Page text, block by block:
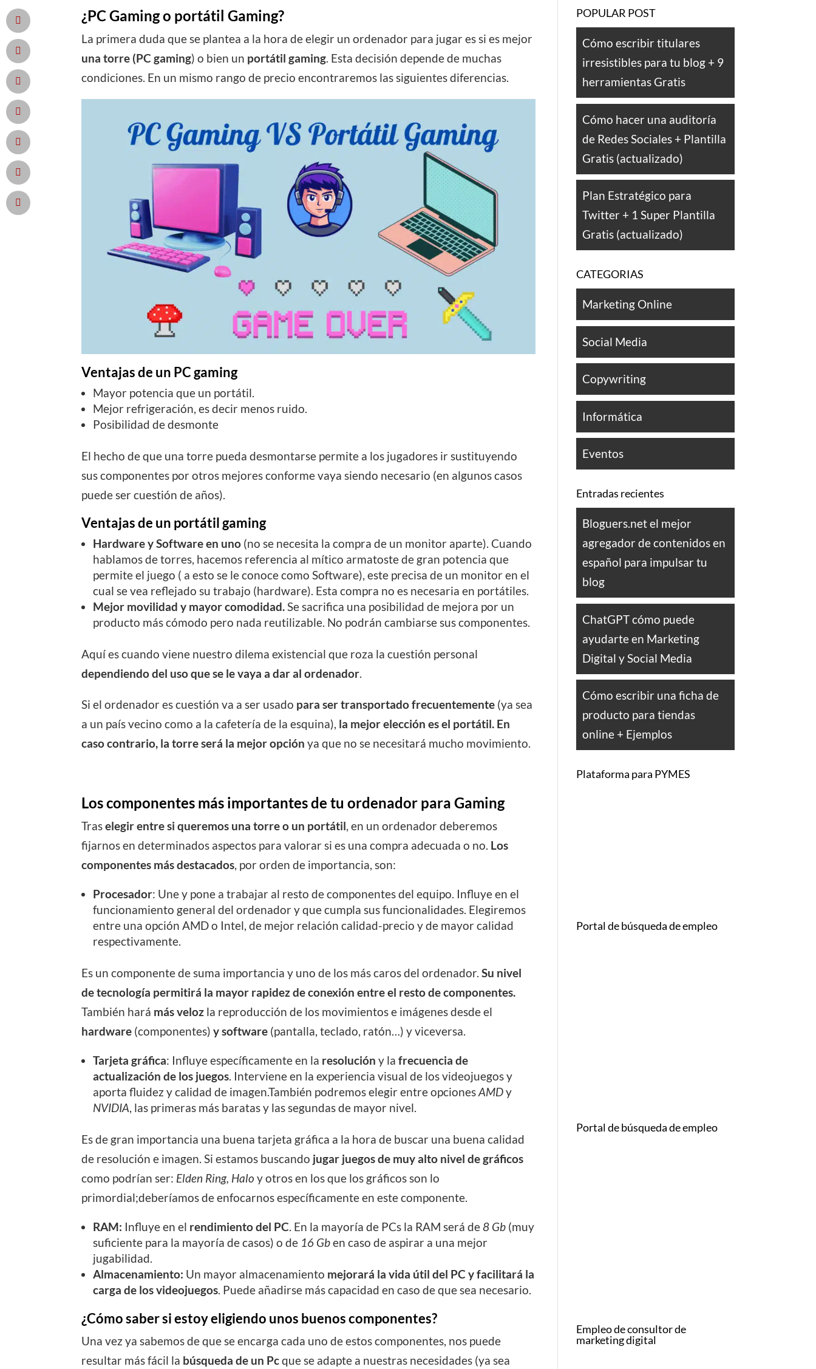
¿PC Gaming o portátil Gaming?
La primera duda que se plantea a la hora de elegir un ordenador para jugar es si es mejor
una torre (PC gaming) o bien un portátil gaming. Esta decisión depende de muchas
condiciones. En un mismo rango de precio encontraremos las siguientes diferencias.
Ventajas de un PC gaming
Mayor potencia que un portátil.
Mejor refrigeración, es decir menos ruido.
Posibilidad de desmonte
El hecho de que una torre pueda desmontarse permite a los jugadores ir sustituyendo
sus componentes por otros mejores conforme vaya siendo necesario (en algunos casos
puede ser cuestión de años).
Ventajas de un portátil gaming
Hardware y Software en uno (no se necesita la compra de un monitor aparte). Cuando
hablamos de torres, hacemos referencia al mítico armatoste de gran potencia que
permite el juego ( a esto se le conoce como Software), este precisa de un monitor en el
cual se vea reflejado su trabajo (hardware). Esta compra no es necesaria en portátiles.
Mejor movilidad y mayor comodidad.Se sacrifica una posibilidad de mejora por un
producto más cómodo pero nada reutilizable. No podrán cambiarse sus componentes.
Aquí es cuando viene nuestro dilema existencial que roza la cuestión personal
dependiendo del uso que se le vaya a dar al ordenador.
Si el ordenador es cuestión va a ser usado para ser transportado frecuentemente (ya sea
a un país vecino como a la cafetería de la esquina), la mejor elección es el portátil. En
caso contrario, la torre será la mejor opción ya que no se necesitará mucho movimiento.
Los componentes más importantes de tu ordenador para Gaming
Traselegir entre si queremos una torre o un portátil, en un ordenador deberemos
fijarnos en determinados aspectos para valorar si es una compra adecuada o no. Los
componentes más destacados, por orden de importancia, son:
Procesador: Une y pone a trabajar al resto de componentes del equipo. Influye en el
funcionamiento general del ordenador y que cumpla sus funcionalidades. Elegiremos
entre una opción AMD o Intel, de mejor relación calidad-precio y de mayor calidad
respectivamente.
Es un componente de suma importancia y uno de los más caros del ordenador.Su nivel
de tecnología permitirá la mayor rapidez de conexión entre el resto de componentes.
También hará más veloz la reproducción de los movimientos e imágenes desde el
hardware (componentes)y software (pantalla, teclado, ratón…) y viceversa.
Tarjeta gráfica: Influye específicamente en la resolución y la frecuencia de
actualización de los juegos. Interviene en la experiencia visual de los videojuegos y
aporta fluidez y calidad de imagen.También podremos elegir entre opcionesAMDy
NVIDIA, las primeras más baratas y las segundas de mayor nivel.
Es de gran importancia una buena tarjeta gráfica a la hora de buscar una buena calidad
de resolución e imagen. Si estamos buscando jugar juegos de muy alto nivel de gráficos
como podrían ser: Elden Ring, Halo y otros en los que los gráficos son lo
primordial;deberíamos de enfocarnos específicamente en este componente.
RAM: Influye en el rendimiento del PC. En la mayoría de PCs la RAM será de8 Gb (muy
suficiente para la mayoría de casos) o de 16 Gben caso de aspirar a una mejor
jugabilidad.
Almacenamiento: Un mayor almacenamiento mejorará la vida útil del PC y facilitará la
carga de los videojuegos. Puede añadirse más capacidad en caso de que sea necesario.
¿Cómo saber si estoy eligiendo unos buenos componentes?
Una vez ya sabemos de que se encarga cada uno de estos componentes, nos puede
resultar más fácil la búsqueda de un Pcque se adapte a nuestras necesidades (ya sea
POPULAR POST
Cómo escribir titulares
irresistibles para tu blog + 9
herramientas Gratis
Cómo hacer una auditoría
de Redes Sociales + Plantilla
Gratis (actualizado)
Plan Estratégico para
Twitter + 1 Super Plantilla
Gratis (actualizado)
CATEGORIAS
Marketing Online
Social Media
Copywriting
Informática
Eventos
Entradas recientes
Bloguers.net el mejor
agregador de contenidos en
español para impulsar tu
blog
ChatGPT cómo puede
ayudarte en Marketing
Digital y Social Media
Cómo escribir una ficha de
producto para tiendas
online + Ejemplos
Plataforma para PYMES
Portal de búsqueda de empleo
Portal de búsqueda de empleo
Empleo de consultor de
marketing digital